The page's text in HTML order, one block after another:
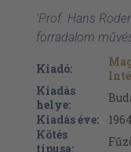
'Prof. Hans
forradalom
Kiadó:
Kiadás
helye:
Kiadás éve:
1964
Kötés
típusa: